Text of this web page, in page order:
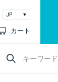
カート